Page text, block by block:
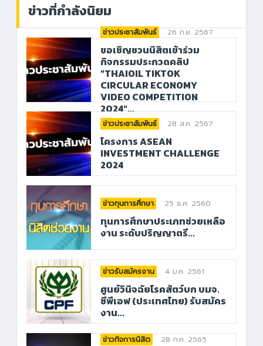
ข่าวที่กำลังนิยม
ข่าวประชาสัมพันธ์ 26 ก.ย. 2567
ขอเชิญชวนนิสิตเข้าร่วม
กิจกรรมประกวดคลิป
"THAIOIL TIKTOK
CIRCULAR ECONOMY
VIDEO COMPETITION
2024"...
ข่าวประชาสัมพันธ์ 28 ส.ค. 2567
โครงการ ASEAN
INVESTMENT CHALLENGE
2024
ข่าวทุนการศึกษา 25 ธ.ค. 2560
ทุนการศึกษาประเภทช่วยเหลือ
งาน ระดับปริญญาตรี...
ข่าวรับสมัครงาน 4 ม.ค. 2561
ศูนย์วินิจฉัยโรคสัตว์บก บมจ.
ซีพีเอฟ (ประเทศไทย) รับสมัคร
งาน...
ข่าวกิจการนิสิต 28 ก.ค. 2565